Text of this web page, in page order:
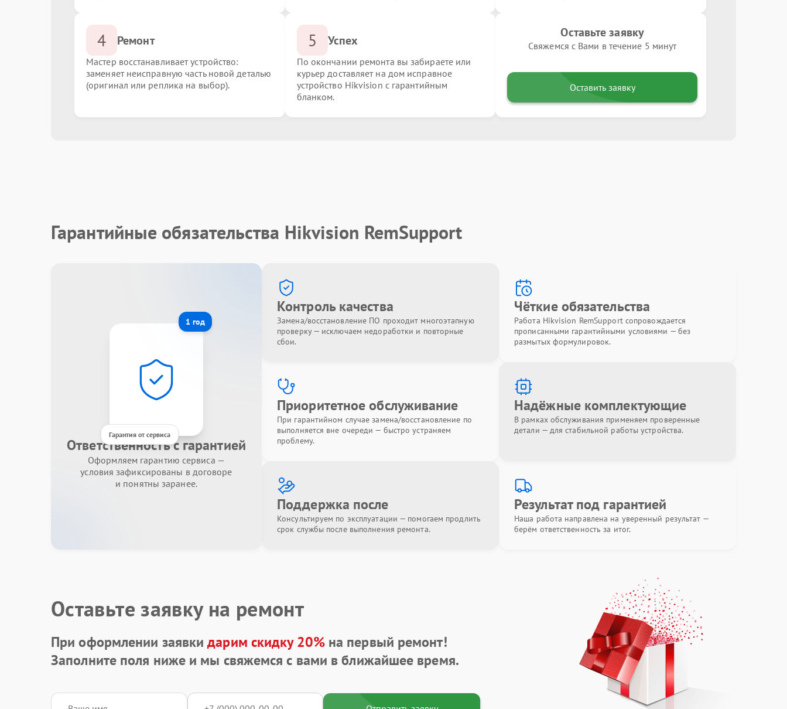
4 Ремонт
Мастер восстанавливает устройство:
заменяет неисправную часть новой деталью
(оригинал или реплика на выбор).
5 Успех
По окончании ремонта вы забираете или
курьер доставляет на дом исправное
устройство Hikvision с гарантийным
бланком.
Оставьте заявку
Свяжемся с Вами в течение 5 минут
Оставить заявку
Гарантийные обязательства Hikvision RemSupport
1 год
Гарантия от сервиса
Ответственность с гарантией
Оформляем гарантию сервиса —
условия зафиксированы в договоре
и понятны заранее.
Контроль качества
Замена/восстановление ПО проходит многоэтапную
проверку — исключаем недоработки и повторные
сбои.
Чёткие обязательства
Работа Hikvision RemSupport сопровождается
прописанными гарантийными условиями — без
размытых формулировок.
Приоритетное обслуживание
При гарантийном случае замена/восстановление по
выполняется вне очереди — быстро устраняем
проблему.
Надёжные комплектующие
В рамках обслуживания применяем проверенные
детали — для стабильной работы устройства.
Поддержка после
Консультируем по эксплуатации — помогаем продлить
срок службы после выполнения ремонта.
Результат под гарантией
Наша работа направлена на уверенный результат —
берём ответственность за итог.
Оставьте заявку на ремонт
При оформлении заявкидарим скидку 20%на первый ремонт!
Заполните поля ниже и мы свяжемся с вами в ближайшее время.